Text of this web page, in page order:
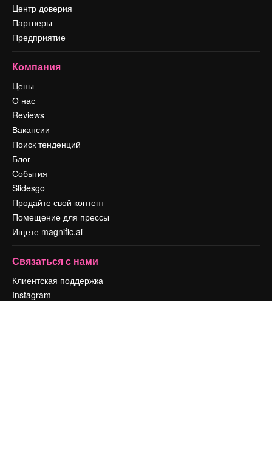
Центр доверия
Партнеры
Предприятие
Компания
Цены
О нас
Reviews
Вакансии
Поиск тенденций
Блог
События
Slidesgo
Продайте свой контент
Помещение для прессы
Ищете magnific.ai
Связаться с нами
Клиентская поддержка
Instagram